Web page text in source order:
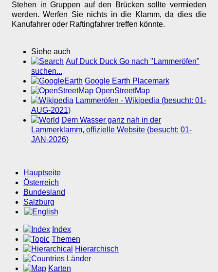
Stehen in Gruppen auf den Brücken sollte vermieden
werden. Werfen Sie nichts in die Klamm, da dies die
Kanufahrer oder Raftingfahrer treffen könnte.
Siehe auch
Auf Duck Duck Go nach "Lammeröfen"
suchen...
Google Earth Placemark
OpenStreetMap
Lammeröfen - Wikipedia (besucht: 01-
AUG-2021)
Dem Wasser ganz nah in der
Lammerklamm, offizielle Website (besucht: 01-
JAN-2026)
Hauptseite
Österreich
Bundesland
Salzburg
Index
Themen
Hierarchisch
Länder
Karten